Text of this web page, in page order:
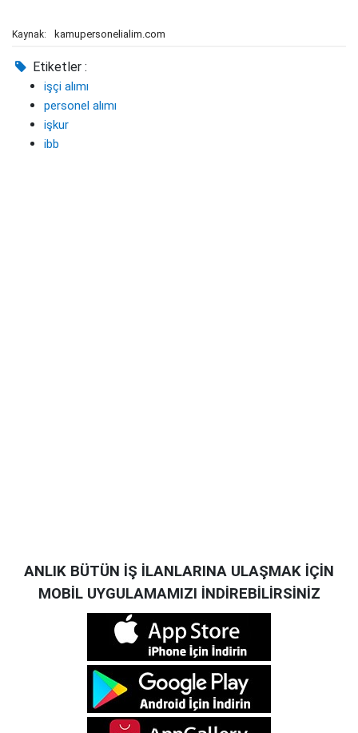
Kaynak: kamupersonelialim.com
Etiketler :
işçi alımı
personel alımı
işkur
ibb
ANLIK BÜTÜN İŞ İLANLARINA ULAŞMAK İÇİN
MOBİL UYGULAMAMIZI İNDİREBİLİRSİNİZ